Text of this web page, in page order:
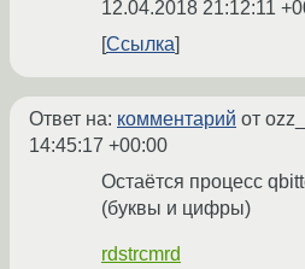
12.04.2018 21:12:11
Ссылка
Ответ на: комментарий от
14:45:17 +00:00
Остаётся процесс
(буквы и цифры)
rdstrcmrd